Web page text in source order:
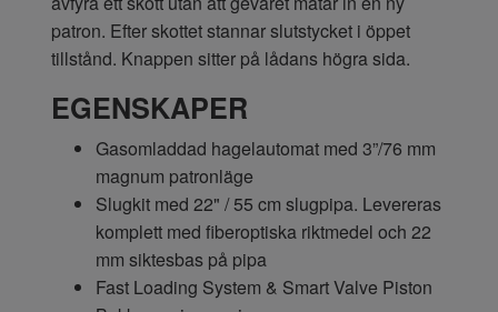
patron. Efter skottet stannar slutstycket i öppet
tillstånd. Knappen sitter på lådans högra sida.
EGENSKAPER
Gasomladdad hagelautomat med 3”/76 mm
magnum patronläge
Slugkit med 22" / 55 cm slugpipa. Levereras
komplett med fiberoptiska riktmedel och 22
mm siktesbas på pipa
Fast Loading System & Smart Valve Piston